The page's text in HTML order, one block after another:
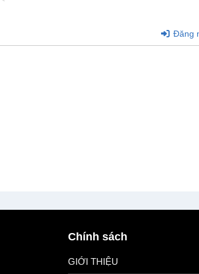
Đăng
Chính sách
GIỚI THIỆU